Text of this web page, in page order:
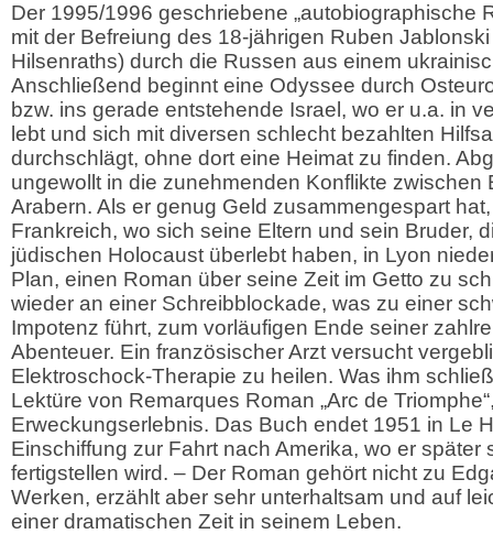
Der 1995/1996 geschriebene „autobiographische
mit der Befreiung des 18-jährigen Ruben
Hilsenraths) durch die Russen aus einem
Anschließend beginnt eine Odyssee durch
bzw. ins gerade entstehende Israel, wo er u.a. in
lebt und sich mit diversen schlecht bezahlten
durchschlägt, ohne dort eine Heimat zu finden.
ungewollt in die zunehmenden Konflikte zwischen
Arabern. Als er genug Geld zusammengespart
Frankreich, wo sich seine Eltern und sein Bruder,
jüdischen Holocaust überlebt haben, in Lyon
Plan, einen Roman über seine Zeit im Getto zu
wieder an einer Schreibblockade, was zu einer
Impotenz führt, zum vorläufigen Ende seiner
Abenteuer. Ein französischer Arzt versucht
Elektroschock-Therapie zu heilen. Was ihm
Lektüre von Remarques Roman „Arc de
Erweckungserlebnis. Das Buch endet 1951 in Le
Einschiffung zur Fahrt nach Amerika, wo er später
fertigstellen wird. – Der Roman gehört nicht zu
Werken, erzählt aber sehr unterhaltsam und auf
einer dramatischen Zeit in seinem Leben.